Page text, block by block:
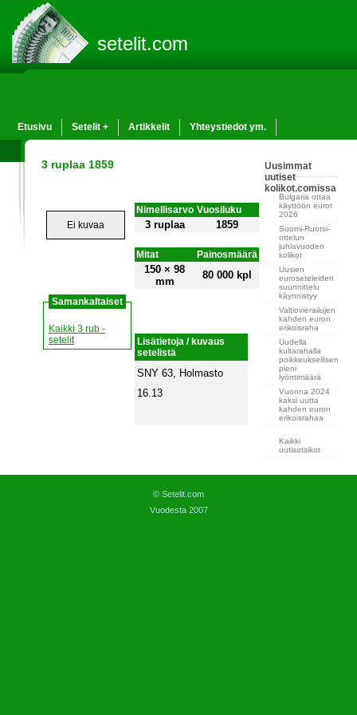
setelit.com
Etusivu Setelit + Artikkelit Yhteystiedot ym.
3 ruplaa 1859
Ei kuvaa
Samankaltaiset
Kaikki 3 rub -
setelit
Nimellisarvo Vuosiluku
3 ruplaa 1859
Mitat Painosmäärä
150 × 98
mm
80 000 kpl
Lisätietoja / kuvaus
setelistä
SNY 63, Holmasto
16.13
Uusimmat
uutiset
kolikot.comissa
Bulgaria ottaa
käyttöön eurot
2026
Suomi-Ruotsi-
ottelun
juhlavuoden
kolikot
Uusien
euroseteleiden
suunnittelu
käynnistyy
Valtiovierailujen
kahden euron
erikoisraha
Uudella
kultarahalla
poikkeuksellisen
pieni
lyöntimäärä
Vuonna 2024
kaksi uutta
kahden euron
erikoisrahaa
Kaikki
uutisotsikot
© Setelit.com
Vuodesta 2007